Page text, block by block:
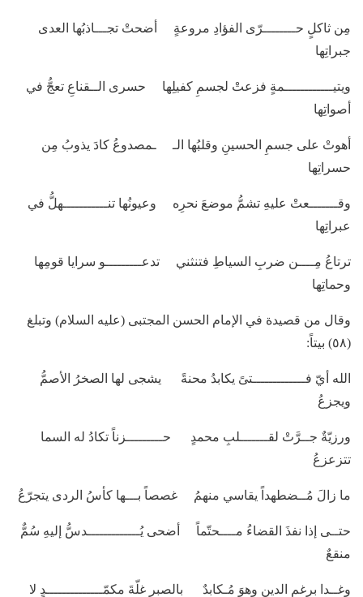
مِن ثاكلٍ حــــــــرّى الفؤادِ مروعةٍ أضحتْ تجـــاذبُها العدى
جبراتِها
ويتيــــــــــــمةٍ فزعتْ لجسمِ كفيلِها حسرى الــقناعِ تعجُّ في
أصواتِها
أهوتْ على جسمِ الحسينِ وقلبُها الـ ـمصدوعُ كادَ يذوبُ مِن
حسراتِها
وقـــــــعتْ عليهِ تشمُّ موضعَ نحرِه وعيونُها تنـــــــــــهلُّ في
عبراتِها
ترتاعُ مِــــن ضربِ السياطِ فتنثني تدعـــــــــو سرايا قومِها
وحماتِها
وقال من قصيدة في الإمام الحسن المجتبى (عليه ‌السلام) وتبلغ
(٥٨) بيتاً:
الله أيّ فـــــــــــــتىً يكابدُ محنةً يشجى لها الصخرُ الأصمُّ
ويجزعُ
ورزيّةٌ جــرَّتْ لقـــــــلبِ محمدٍ حـــــــــزناً تكادُ له السما
تتزعزعُ
ما زالَ مُــضطهداً يقاسي منهمُ غصصاً بـــها كأسُ الردى يتجرّعُ
حتــى إذا نفذَ القضاءُ مــــحتّماً أضحى يُـــــــــــــدسُّ إليهِ سُمٌّ
منقعٌ
وغــدا برغمِ الدينِ وهوَ مُـكابدٌ بالصبرِ غلّةَ مكمّــــــــــــــدٍ لا